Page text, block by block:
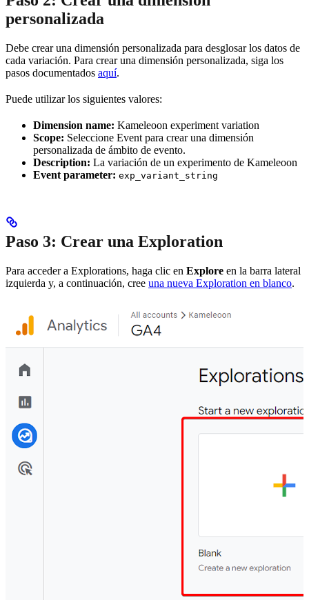
personalizada
Debe crear una dimensión personalizada para desglosar los datos de
cada variación. Para crear una dimensión personalizada, siga los
pasos documentados aquí.
Puede utilizar los siguientes valores:
Dimension name: Kameleoon experiment variation
Scope: Seleccione Event para crear una dimensión
personalizada de ámbito de evento.
Description: La variación de un experimento de Kameleoon
Event parameter: exp_variant_string
Paso 3: Crear una Exploration
Para acceder a Explorations, haga clic en Explore en la barra lateral
izquierda y, a continuación, cree una nueva Exploration en blanco.